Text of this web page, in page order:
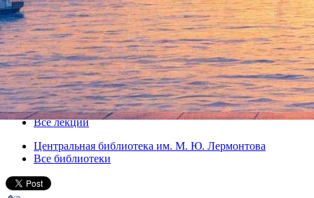
Петербуржцам откроют
загадку стиля Одри Хепберн
10 мая 2016, вторник,18.30
Версия для печати
Все лекции
Центральная библиотека им. М. Ю. Лермонтова
Все библиотеки